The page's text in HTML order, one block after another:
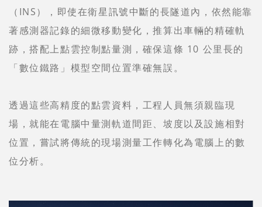
（INS），即使在衛星訊號中斷的長隧道內，依然能靠
著感測器記錄的細微移動變化，推算出車輛的精確軌
跡，搭配上點雲控制點量測，確保這條 10 公里長的
「數位鐵路」模型空間位置準確無誤。
透過這些高精度的點雲資料，工程人員無須親臨現
場，就能在電腦中量測軌道間距、坡度以及設施相對
位置，嘗試將傳統的現場測量工作轉化為電腦上的數
位分析。